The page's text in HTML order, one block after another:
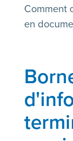
Comment
en